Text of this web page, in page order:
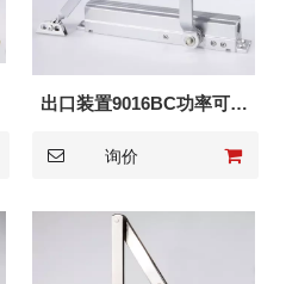
出口装置9016BC功率可调
询价